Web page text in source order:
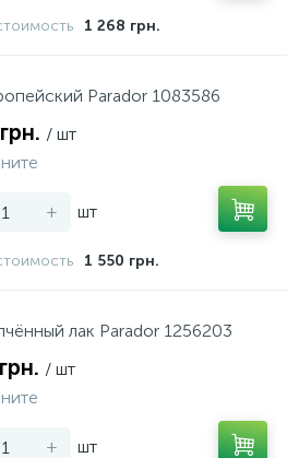
1 268 грн.
Parador 1083586
/ шт
+ шт
1 550 грн.
лак Parador 1256203
/ шт
+ шт